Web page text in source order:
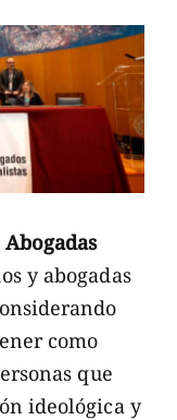
y abogadas
como
que
ideológica y